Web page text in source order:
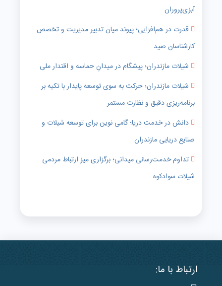
آبزی‌پروران
قدرت در هم‌افزایی؛ پیوند میان تدبیر مدیریت و تخصص
کارشناسان صید
شیلات مازندران؛ پیشگام در میدانِ حماسه و اقتدار ملی
شیلات مازندران؛ حرکت به سوی توسعه پایدار با تکیه بر
برنامه‌ریزی دقیق و نظارت مستمر
دانش در خدمت دریا؛ گامی نوین برای توسعه شیلات و
صنایع دریایی مازندران
تداوم خدمت‌رسانی میدانی؛ برگزاری میز ارتباط مردمی
شیلات سوادکوه
ارتباط با ما: